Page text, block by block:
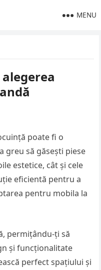
MENU
poate fi o
greu să găsești piese
estetice, cât și cele
eficientă pentru a
pentru mobila la
permițându-ți să
și funcționalitate
perfect spațiului și